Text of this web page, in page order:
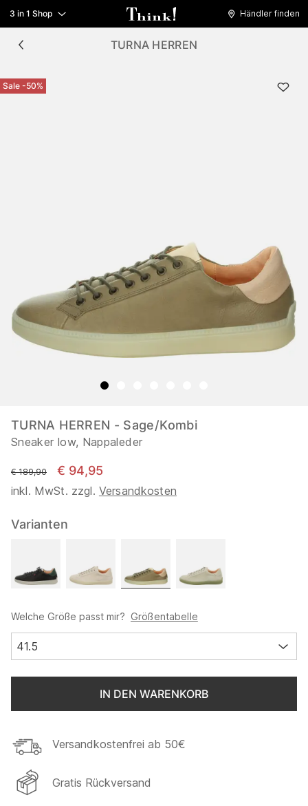
3 in 1 Shop Händler finden
TURNA HERREN
Sale -50%
TURNA HERREN - Sage/Kombi
Sneaker low, Nappaleder
statt
€ 189,90 € 94,95
inkl. MwSt. zzgl. Versandkosten
Varianten
Welche Größe passt mir? Größentabelle
41.5
IN DEN WARENKORB
Versandkostenfrei ab 50€
Gratis Rückversand